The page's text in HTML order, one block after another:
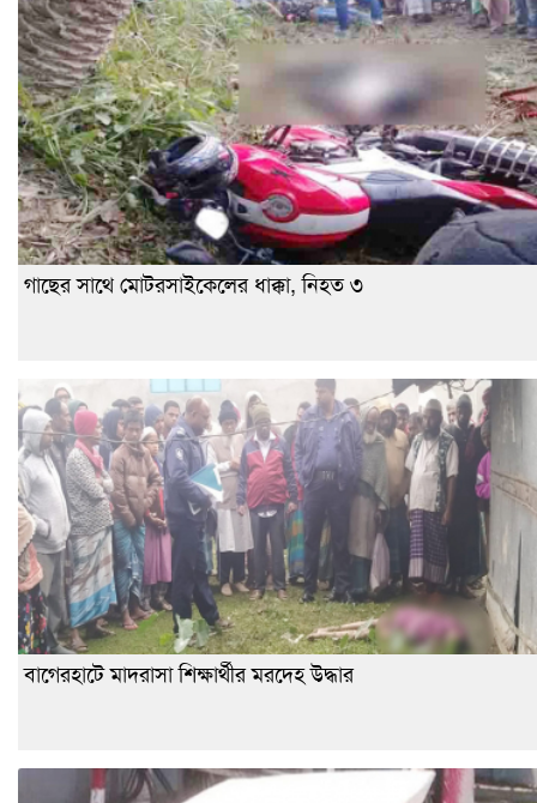
গাছের সাথে মোটরসাইকেলের ধাক্কা, নিহত ৩
বাগেরহাটে মাদরাসা শিক্ষার্থীর মরদেহ উদ্ধার